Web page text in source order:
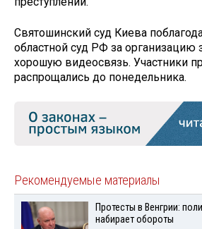
Святошинский суд Киева
областной суд РФ за организацию
хорошую видеосвязь. Участники
распрощались до понедельника.
Рекомендуемые материалы
Протесты в Венгрии:
набирает обороты